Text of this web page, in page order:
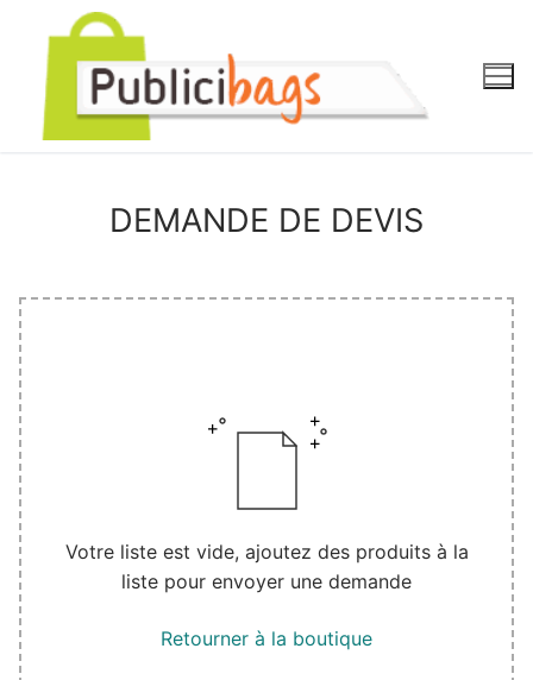
contenu
DEMANDE DE DEVIS
Votre liste est vide, ajoutez des produits à la
liste pour envoyer une demande
Retourner à la boutique